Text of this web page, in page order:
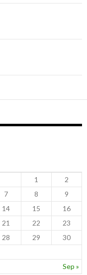
Sep »
1
2
7 8
9
14 15
16
21 22
23
28 29
30